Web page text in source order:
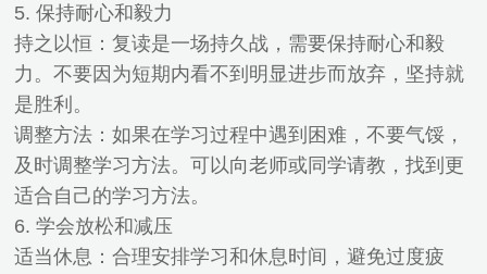
5. 保持耐心和毅力
持之以恒：复读是一场持久战，需要保持耐心和毅
力。不要因为短期内看不到明显进步而放弃，坚持就
是胜利。
调整方法：如果在学习过程中遇到困难，不要气馁，
及时调整学习方法。可以向老师或同学请教，找到更
适合自己的学习方法。
6. 学会放松和减压
适当休息：合理安排学习和休息时间，避免过度疲